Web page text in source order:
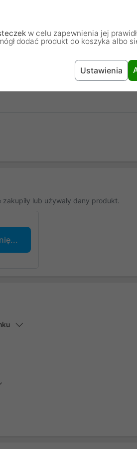
lub używały dany produkt.
w celu zapewnienia jej
dodać produkt do koszyka albo
Ustawienia